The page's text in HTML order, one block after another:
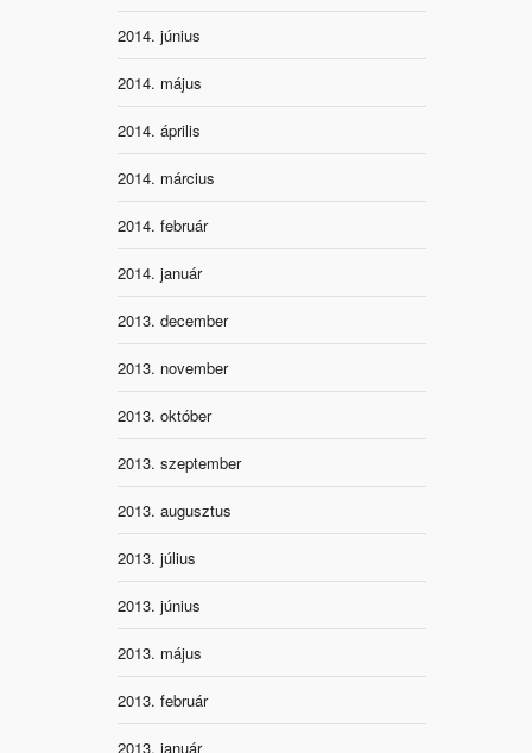
2014. június
2014. május
2014. április
2014. március
2014. február
2014. január
2013. december
2013. november
2013. október
2013. szeptember
2013. augusztus
2013. július
2013. június
2013. május
2013. február
2013. január